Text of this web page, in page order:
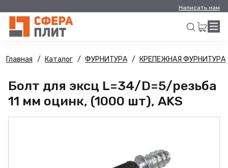
Написать нам
Искать
Главная Каталог ФУРНИТУРА КРЕПЕЖНАЯ ФУРНИТУРА
Болт для эксц L=34/D=5/резьба
11 мм оцинк, (1000 шт), AKS